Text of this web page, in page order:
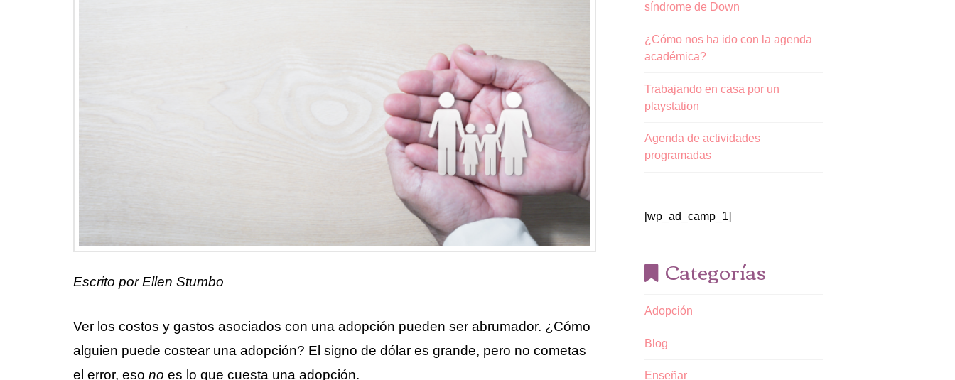
Escrito por Ellen Stumbo
Ver los costos y gastos asociados con una adopción pueden ser abrumador. ¿Cómo
alguien puede costear una adopción? El signo de dólar es grande, pero no cometas
el error, eso no es lo que cuesta una adopción.
síndrome de Down
¿Cómo nos ha ido con la agenda
académica?
Trabajando en casa por un
playstation
Agenda de actividades
programadas
[wp_ad_camp_1]
Categorías
Adopción
Blog
Enseñar